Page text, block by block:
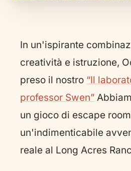
In un'ispirante
creatività e istruzione,
preso il nostro “Il
professor Swen”
un gioco di escape
un'indimenticabile
reale al Long Acres